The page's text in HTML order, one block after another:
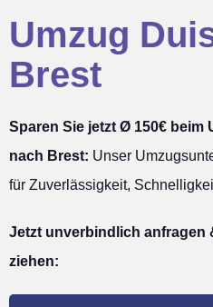
Umzug
Brest
Sparen Sie jetzt Ø 150€ beim
nach Brest: Unser
für Zuverlässigkeit,
Jetzt unverbindlich anfragen
ziehen: